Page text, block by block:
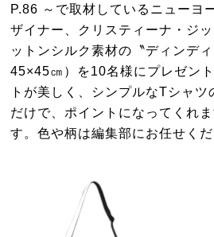
P.86 ～で取材しているニューヨ
ザイナー、クリスティーナ・ジ
ットンシルク素材の〝ディンデ
45×45㎝）を10名様にプレゼン
トが美しく、シンプルなTシャ
だけで、ポイントになってくれ
す。色や柄は編集部にお任せくだ